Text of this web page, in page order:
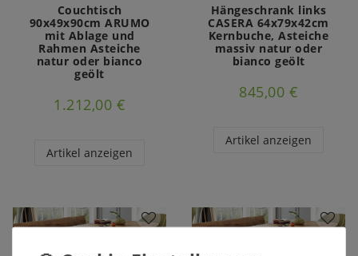
Couchtisch
90x49x90cm ARUMO
mit Ablage und
Rahmen Asteiche
natur oder bianco
geölt
1.212,00 €
Artikel anzeigen
Hängeschrank links
CASERA 64x79x42cm
Kernbuche, Asteiche
massiv natur oder
bianco geölt
845,00 €
Artikel anzeigen